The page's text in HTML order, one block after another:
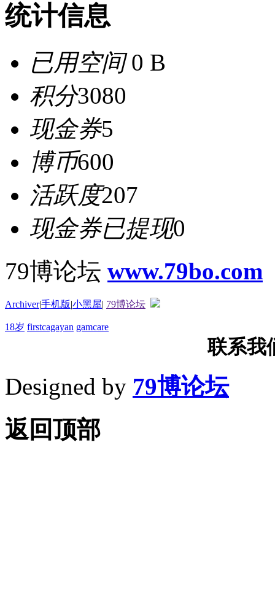
统计信息
已用空间0 B
积分3080
现金券5
博币600
活跃度207
现金券已提现0
79博论坛 www.79bo.com
Archiver|手机版|小黑屋| 79博论坛
18岁 firstcagayan gamcare
联系我
Designed by 79博论坛
返回顶部